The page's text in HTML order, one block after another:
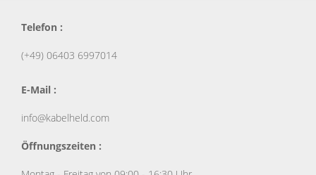
Telefon :
(+49) 06403 6997014
E-Mail :
info@kabelheld.com
Öffnungszeiten :